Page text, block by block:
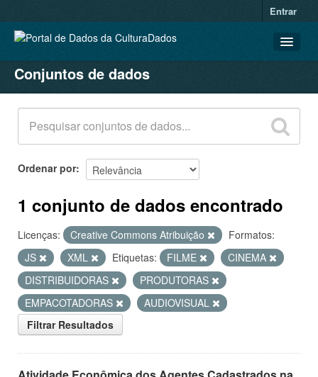
Entrar
CONJUNTOS DE DADOS
ORGANIZAÇÕES
GRUPOS
SOBRE
Conjuntos de dados
Ordenar por
1 conjunto de dados encontrado
Licenças: Creative Commons Atribuição
Formatos:
JS
XML Etiquetas: FILME
CINEMA
DISTRIBUIDORAS
PRODUTORAS
EMPACOTADORAS
AUDIOVISUAL
Filtrar Resultados